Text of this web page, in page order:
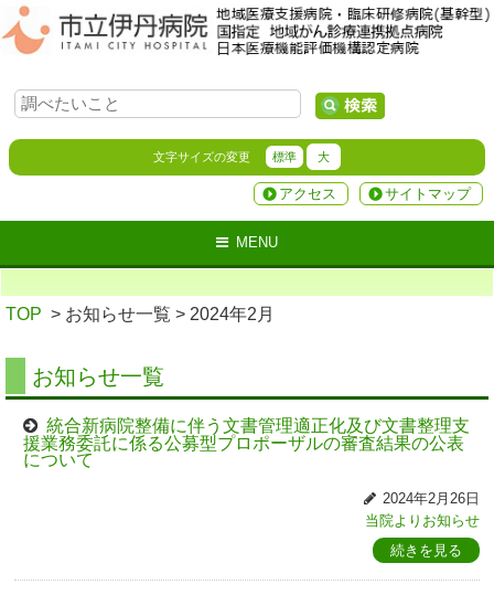
文字サイズの変更 標準 大
サイトマップ
アクセス
MENU
TOP > お知らせ一覧 > 2024年2月
お知らせ一覧
統合新病院整備に伴う文書管理適正化及び文書整理支
援業務委託に係る公募型プロポーザルの審査結果の公表
について
2024年2月26日
当院よりお知らせ
続きを見る